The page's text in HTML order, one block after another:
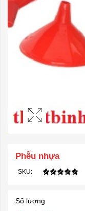
Phễu nhựa
SKU:
Số lượng